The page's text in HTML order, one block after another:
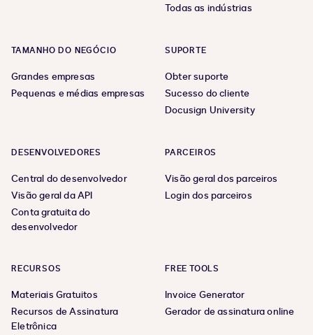
Todas as indústrias
TAMANHO DO NEGÓCIO
Grandes empresas
Pequenas e médias empresas
SUPORTE
Obter suporte
Sucesso do cliente
Docusign University
DESENVOLVEDORES
Central do desenvolvedor
Visão geral da API
Conta gratuita do
desenvolvedor
PARCEIROS
Visão geral dos parceiros
Login dos parceiros
RECURSOS
Materiais Gratuitos
Recursos de Assinatura
Eletrônica
FREE TOOLS
Invoice Generator
Gerador de assinatura online